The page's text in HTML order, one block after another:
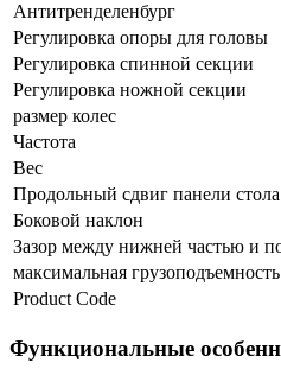
Антитренделенбург
Регулировка опоры для головы
Регулировка спинной секции
Регулировка ножной секции
размер колес
Частота
Вес
Продольный сдвиг панели стола
Боковой наклон
Зазор между нижней частью и
максимальная грузоподъемность
Product Code
Функциональные